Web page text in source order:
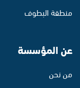
منطقة البطوف
عن المؤسسة
من نحن